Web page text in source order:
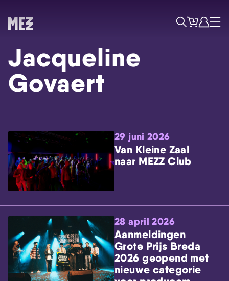
Skip navigatie
ZoekTicketsAccount
Menu
Jacqueline
Govaert
29 juni 2026
Van Kleine Zaal
naar MEZZ Club
28 april 2026
Aanmeldingen
Grote Prijs Breda
2026 geopend met
nieuwe categorie